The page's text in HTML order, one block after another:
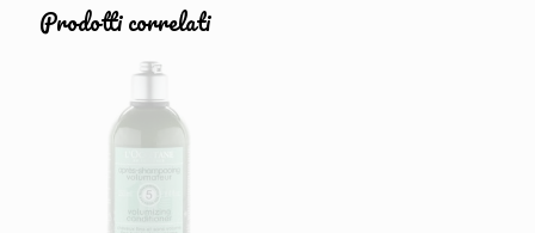
Prodotti correlati